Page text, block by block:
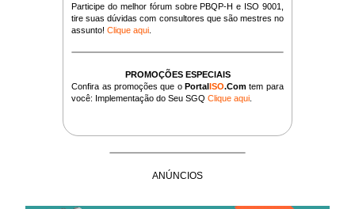
Participe do melhor fórum sobre PBQP-H e ISO 9001,
tire suas dúvidas com consultores que são mestres no
assunto!Clique aqui
PROMOÇÕES ESPECIAIS
Confira as promoções que oPortalISO.Com tem para
você: Implementação do Seu SGQClique aqui
ANÚNCIOS